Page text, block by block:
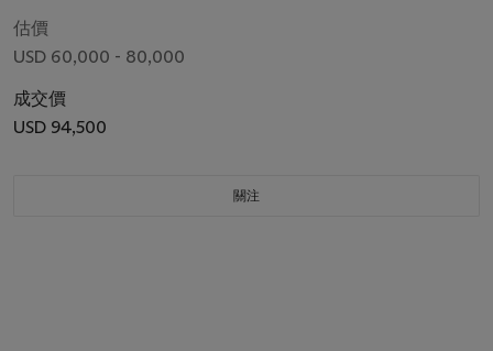
估價
USD 60,000 - 80,000
成交價
USD 94,500
關注